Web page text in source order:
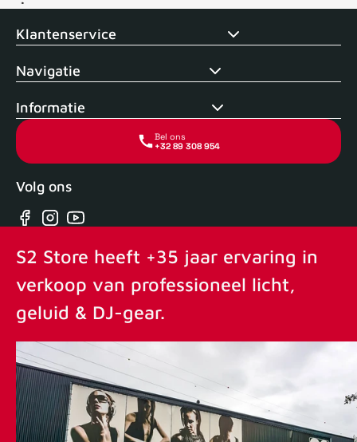
Voor 15uur besteld, zelfde dag verstuurd Echte winkel +35
Klantenservice
Navigatie
Informatie
Bel ons
+32 89 308 954
Volg ons
Facebook
Instagram
YouTube
S2 Store heeft +35 jaar ervaring in
verkoop van professioneel licht,
geluid & DJ-gear.